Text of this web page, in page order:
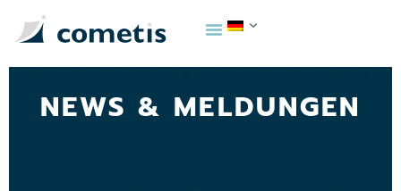
NEWS & MELDUNGEN